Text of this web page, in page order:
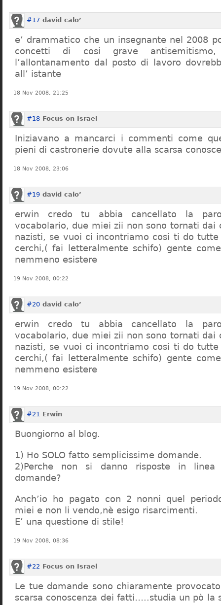
#17 david calo’
e’ drammatico che un insegnante nel 2008
concetti di cosi grave
l’allontanamento dal posto di lavoro
all’ istante
18 Nov 2008, 21:25
#18 Focus on Israel
Iniziavano a mancarci i commenti come
pieni di castronerie dovute alla scarsa
18 Nov 2008, 23:06
#19 david calo’
erwin credo tu abbia cancellato la
vocabolario, due miei zii non sono tornati dai
nazisti, se vuoi ci incontriamo cosi ti do tutte
cerchi,( fai letteralmente schifo) gente
nemmeno esistere
19 Nov 2008, 00:22
#20 david calo’
erwin credo tu abbia cancellato la
vocabolario, due miei zii non sono tornati dai
nazisti, se vuoi ci incontriamo cosi ti do tutte
cerchi,( fai letteralmente schifo) gente
nemmeno esistere
19 Nov 2008, 00:22
#21 Erwin
Buongiorno al blog.
1) Ho SOLO fatto semplicissime domande.
2)Perche non si danno risposte in
domande?
Anch’io ho pagato con 2 nonni quel
miei e non li vendo,nè esigo risarcimenti.
E’ una questione di stile!
19 Nov 2008, 08:36
#22 Focus on Israel
Le tue domande sono chiaramente
scarsa conoscenza dei fatti…..studia un pò la